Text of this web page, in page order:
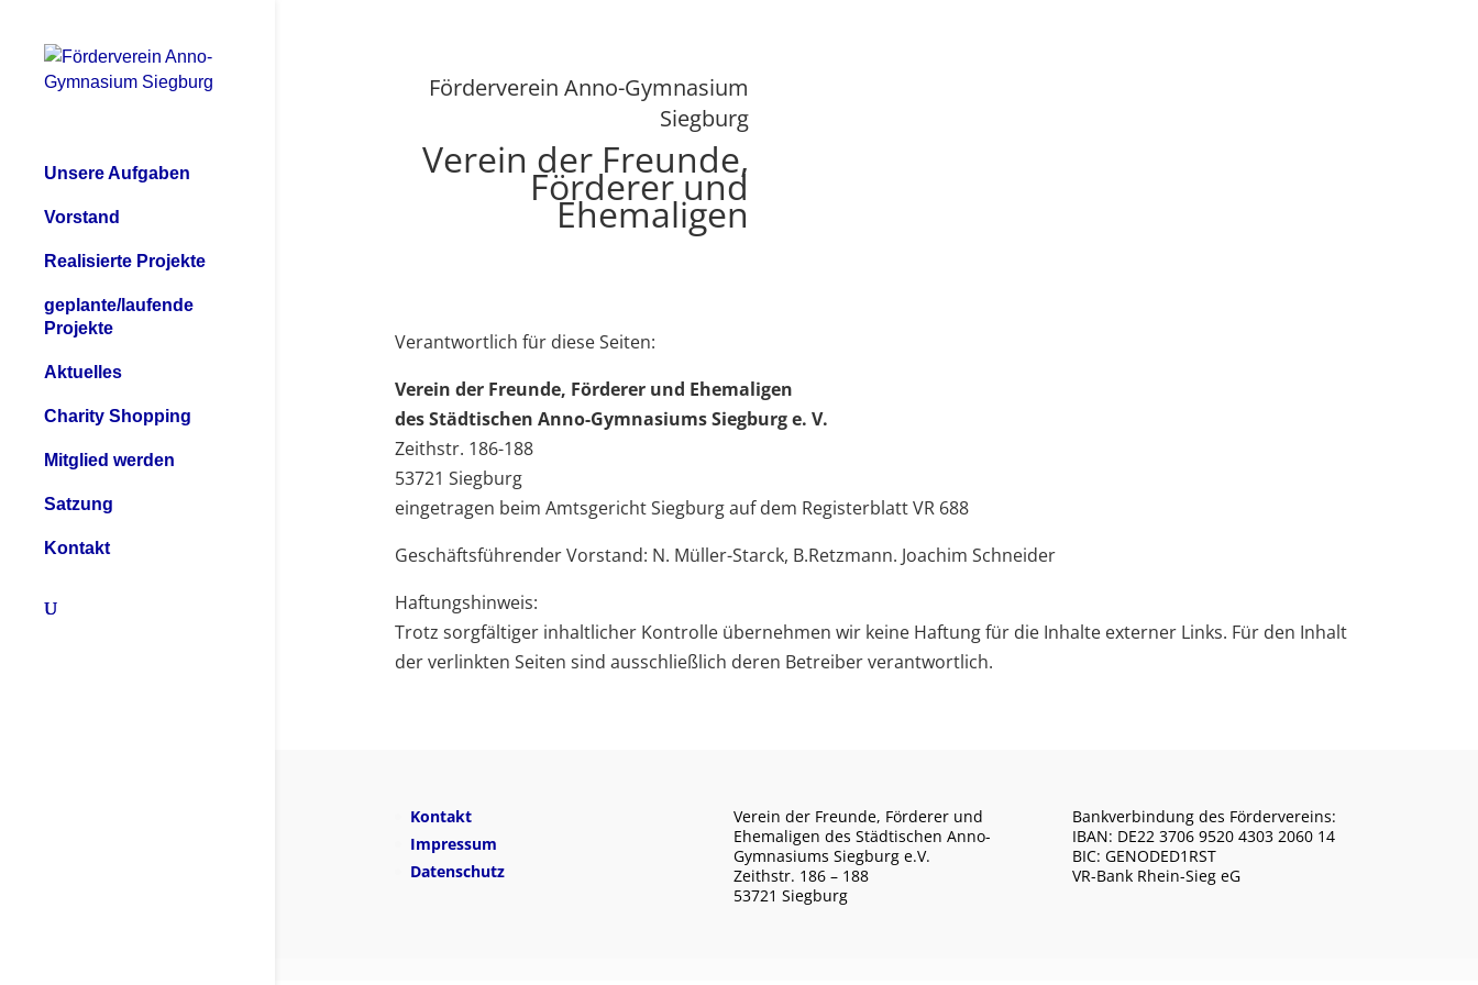
Unsere Aufgaben
Vorstand
Realisierte Projekte
geplante/laufende
Projekte
Aktuelles
Charity Shopping
Mitglied werden
Satzung
Kontakt
Förderverein Anno-Gymnasium
Siegburg
Verein der Freunde,
Förderer und
Ehemaligen
Verantwortlich für diese Seiten:
Verein der Freunde, Förderer und Ehemaligen
des Städtischen Anno-Gymnasiums Siegburg e. V.
Zeithstr. 186-188
53721 Siegburg
eingetragen beim Amtsgericht Siegburg auf dem Registerblatt VR 688
Geschäftsführender Vorstand: N. Müller-Starck, B.Retzmann. Joachim Schneider
Haftungshinweis:
Trotz sorgfältiger inhaltlicher Kontrolle übernehmen wir keine Haftung für die Inhalte externer Links. Für den Inhalt
der verlinkten Seiten sind ausschließlich deren Betreiber verantwortlich.
Kontakt
Impressum
Datenschutz
Verein der Freunde, Förderer und
Ehemaligen des Städtischen Anno-
Gymnasiums Siegburg e.V.
Zeithstr. 186 – 188
53721 Siegburg
Bankverbindung des Fördervereins:
IBAN: DE22 3706 9520 4303 2060 14
BIC: GENODED1RST
VR-Bank Rhein-Sieg eG